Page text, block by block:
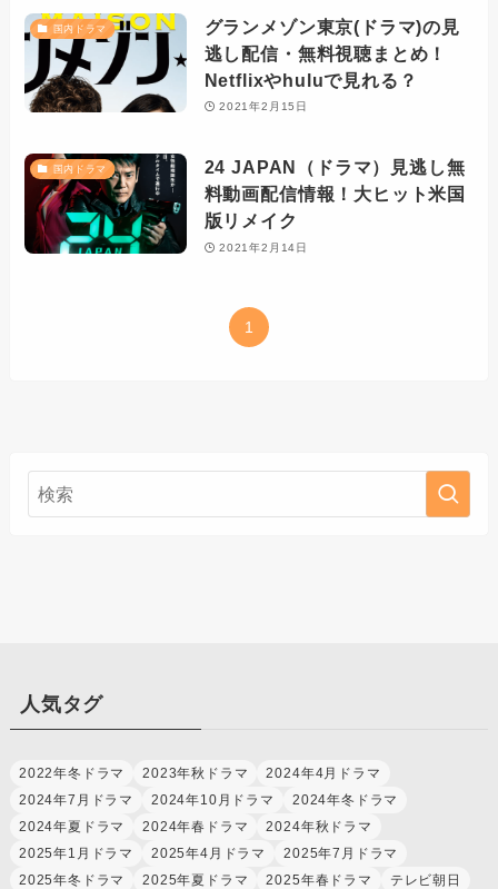
国内ドラマ
グランメゾン東京(ドラマ)の見
逃し配信・無料視聴まとめ！
Netflixやhuluで見れる？
2021年2月15日
国内ドラマ
24 JAPAN（ドラマ）見逃し無
料動画配信情報！大ヒット米国
版リメイク
2021年2月14日
1
人気タグ
2022年冬ドラマ 2023年秋ドラマ
2024年4月ドラマ
2024年7月ドラマ
2024年10月ドラマ
2024年冬ドラマ
2024年夏ドラマ
2024年春ドラマ
2024年秋ドラマ
2025年1月ドラマ
2025年4月ドラマ
2025年7月ドラマ
2025年冬ドラマ
2025年夏ドラマ 2025年春ドラマ
テレビ朝日